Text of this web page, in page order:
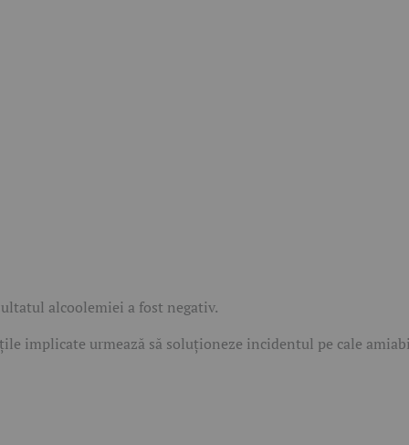
alcoolemiei a fost negativ.
implicate urmează să soluționeze incidentul pe cale